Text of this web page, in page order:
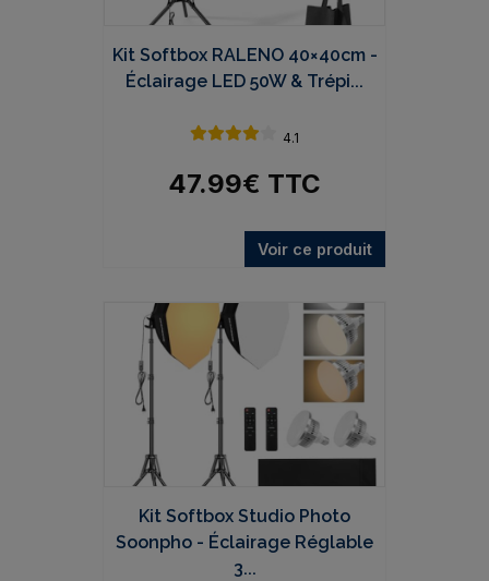
Kit Softbox RALENO 40×40cm -
Éclairage LED 50W & Trépi...
4.1
47.99€ TTC
Voir ce produit
Kit Softbox Studio Photo
Soonpho - Éclairage Réglable
3...